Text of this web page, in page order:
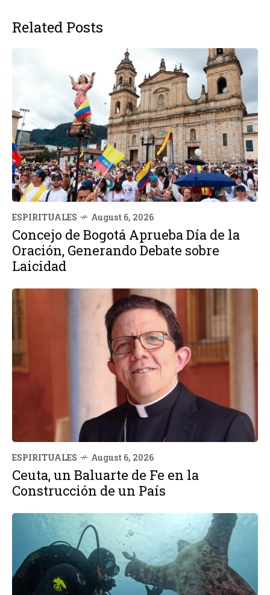
Related Posts
ESPIRITUALES August 6, 2026
Concejo de Bogotá Aprueba Día de la
Oración, Generando Debate sobre
Laicidad
ESPIRITUALES August 6, 2026
Ceuta, un Baluarte de Fe en la
Construcción de un País